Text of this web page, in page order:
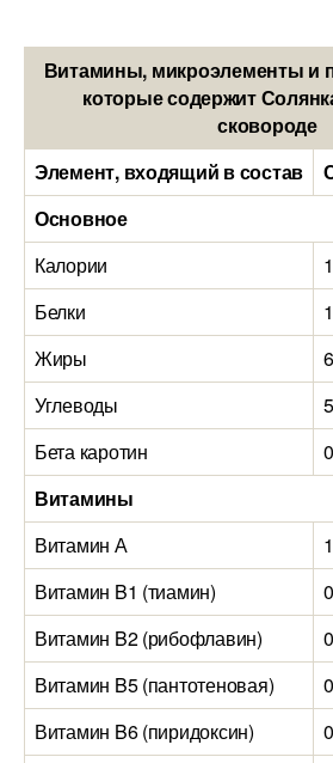
Витамины, микроэлементы и
которые содержит
сковороде
Элемент, входящий в состав
Основное
Калории
Белки
Жиры
Углеводы
Бета каротин
0
Витамины
Витамин А
Витамин B1 (тиамин)
Витамин B2 (рибофлавин)
Витамин B5 (пантотеновая)
Витамин B6 (пиридоксин)